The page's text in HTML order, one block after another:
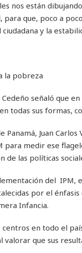
nos están
que, poco a
y la
la pobreza
señaló que
todas sus formas,
Juan
para medir ese
de las políticas
del IPM,
por el
Infancia.
centros en todo el
valorar que sus